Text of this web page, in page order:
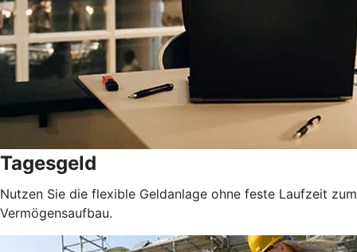
Tagesgeld
Nutzen Sie die flexible Geldanlage ohne feste Laufzeit zum
Vermögensaufbau.